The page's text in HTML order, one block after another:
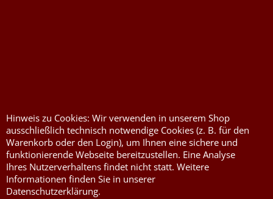
Flammenhemmende,
schwer entflammbare
Stoffe DIN4102B1
Nessel Baumwolle natur
Hinweis zu Cookies: Wir verwenden in unserem Shop
ausschließlich technisch notwendige Cookies (z. B. für den
Warenkorb oder den Login), um Ihnen eine sichere und
funktionierende Webseite bereitzustellen. Eine Analyse
Ihres Nutzerverhaltens findet nicht statt. Weitere
Informationen finden Sie in unserer
Datenschutzerklärung.